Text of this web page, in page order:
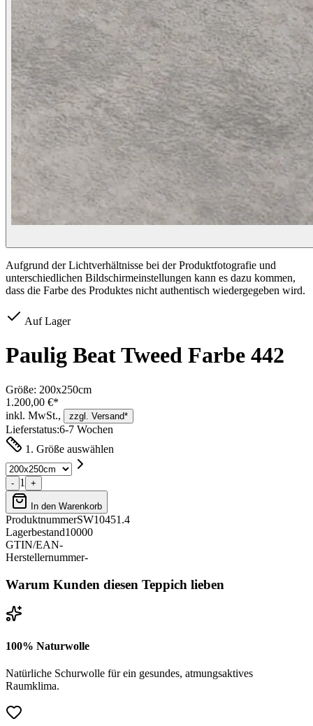
Aufgrund der Lichtverhältnisse bei der Produktfotografie und
unterschiedlichen Bildschirmeinstellungen kann es dazu kommen,
dass die Farbe des Produktes nicht authentisch wiedergegeben wird.
Auf Lager
Paulig Beat Tweed Farbe 442
Größe: 200x250cm
1.200,00 €*
inkl. MwSt.,
zzgl. Versand*
Lieferstatus:6-7 Wochen
1. Größe auswählen
- 1 +
In den Warenkorb
ProduktnummerSW10451.4
Lagerbestand10000
GTIN/EAN-
Herstellernummer-
Warum Kunden diesen Teppich lieben
100% Naturwolle
Natürliche Schurwolle für ein gesundes, atmungsaktives
Raumklima.